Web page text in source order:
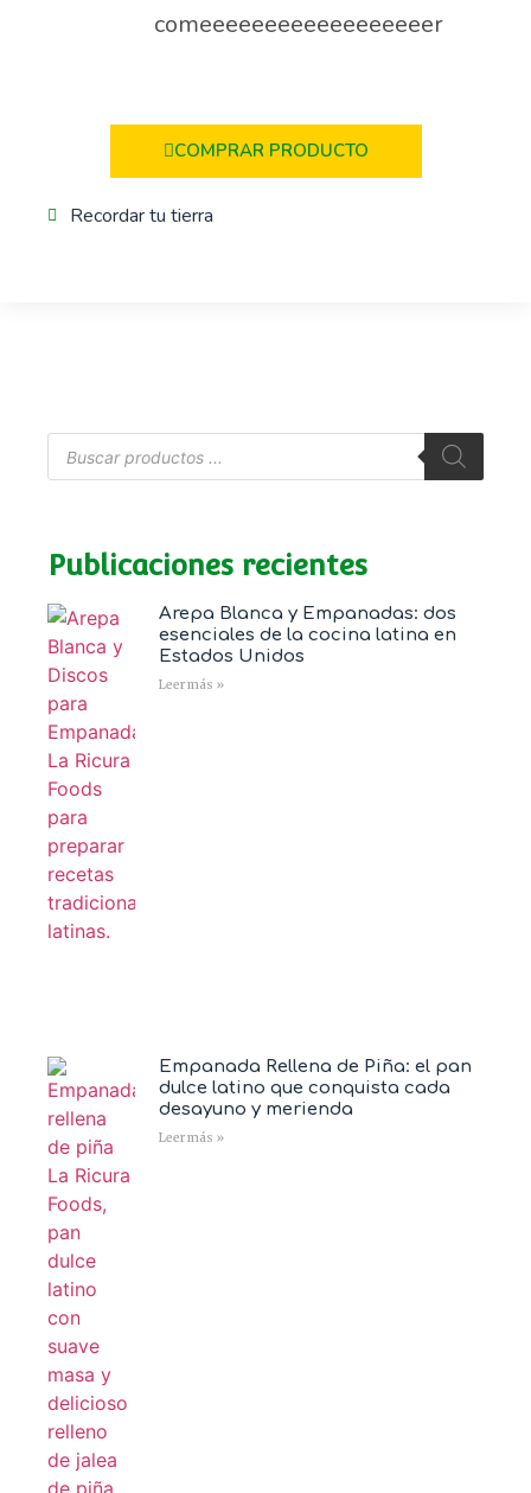
comeeeeeeeeeeeeeeeeeer
COMPRAR PRODUCTO
Recordar tu tierra
Publicaciones recientes
Arepa Blanca y Empanadas: dos
esenciales de la cocina latina en
Estados Unidos
Leer más »
Empanada Rellena de Piña: el pan
dulce latino que conquista cada
desayuno y merienda
Leer más »